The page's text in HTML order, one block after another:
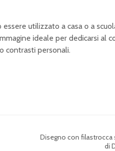
utilizzato a casa o a
ideale per dedicarsi al
contrasti personali.
Disegno con filastrocca
di